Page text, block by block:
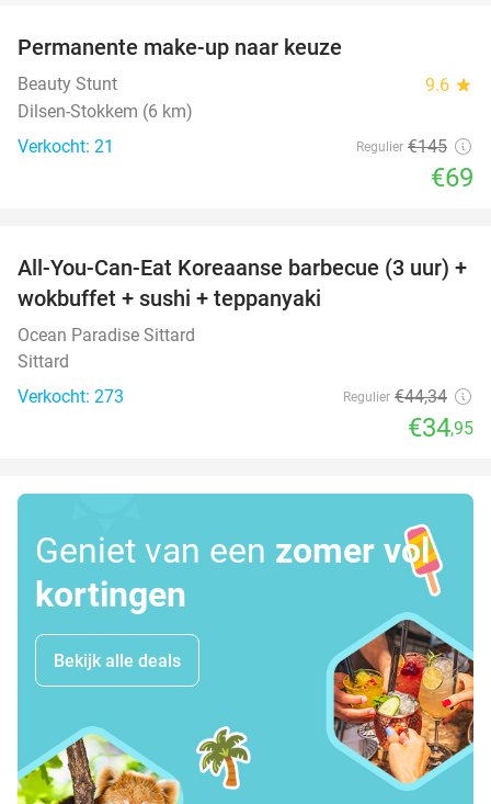
Permanente make-up naar keuze
Beauty Stunt 9.6 star
Dilsen-Stokkem (6 km)
Verkocht: 21
Regulier €145
€69
21%
All-You-Can-Eat Koreaanse barbecue (3 uur) +
wokbuffet + sushi + teppanyaki
Ocean Paradise Sittard
Sittard
Verkocht: 273
Regulier €44,34
€34,95
Geniet van een zomer vol
kortingen
Bekijk alle deals